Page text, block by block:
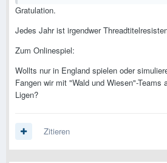
Gratulation.
Jedes Jahr ist irgendwer
Zum Onlinespiel:
Wollts nur in England spielen oder
Fangen wir mit "Wald und Wiesen"-Teams
Ligen?
Zitieren